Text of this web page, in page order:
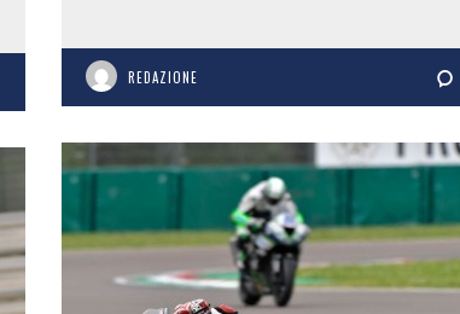
REDAZIONE